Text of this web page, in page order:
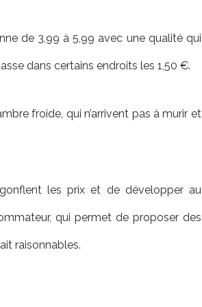
de 3,99 à 5,99 avec une qualité qui
dans certains endroits les 1,50 €.
froide, qui n’arrivent pas à murir et
les prix et de développer au
qui permet de proposer des
raisonnables.